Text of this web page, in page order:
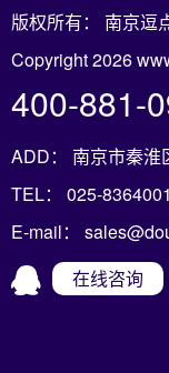
版权所有： 南京逗
Copyright 2026
400-881-
ADD： 南京市秦淮
TEL： 025-
E-mail：
在线咨询